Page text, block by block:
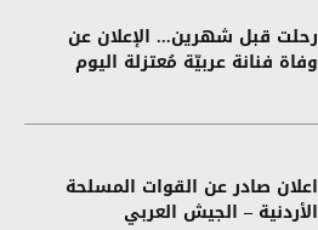
رحلت قبل شهرين... الإعلان عن
وفاة فنانة عربيّة مُعتزلة اليوم
اعلان صادر عن القوات المسلحة
الأردنية – الجيش العربي